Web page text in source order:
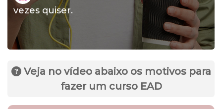
vezes quiser.
Veja no vídeo abaixo os motivos para
fazer um curso EAD